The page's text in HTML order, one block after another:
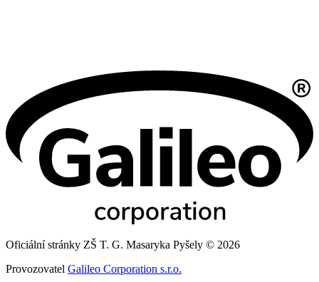
Oficiální stránky ZŠ T. G. Masaryka Pyšely © 2026
Provozovatel Galileo Corporation s.r.o.